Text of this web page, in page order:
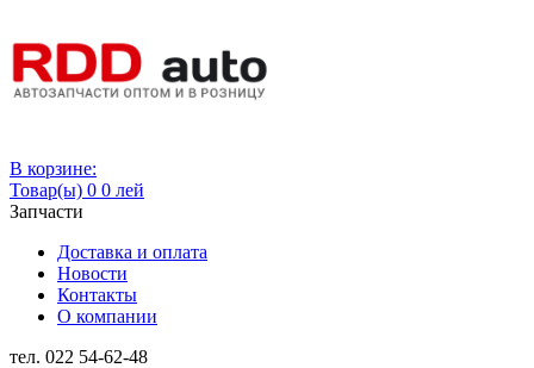
В корзине:
Товар(ы) 0 0 лей
Запчасти
Доставка и оплата
Новости
Контакты
О компании
тел. 022 54-62-48